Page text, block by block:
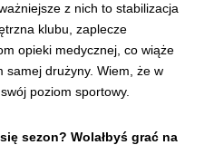
z nich to stabilizacja
klubu, zaplecze
opieki medycznej, co wiąże
samej drużyny. Wiem, że w
poziom sportowy.
sezon? Wolałbyś grać na